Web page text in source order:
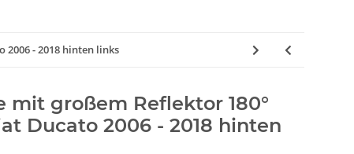
- 2018 hinten links
mit großem Reflektor 180°
Ducato 2006 - 2018 hinten